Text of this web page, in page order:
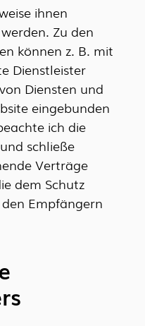
ihnen
Zu den
können z. B. mit
Dienstleister
Diensten und
eingebunden
ich die
schließe
Verträge
dem Schutz
Empfängern